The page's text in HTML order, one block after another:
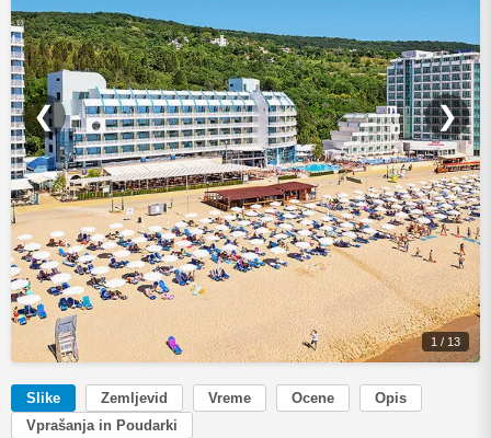
❮ ❯
1 / 13
Slike Zemljevid Vreme Ocene
Opis
Vprašanja in Poudarki